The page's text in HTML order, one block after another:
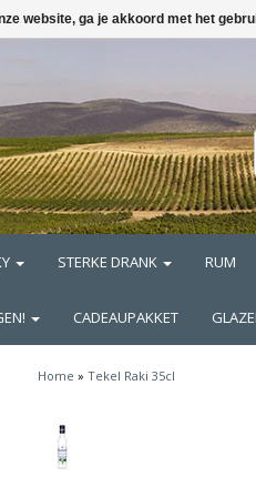
STERKE DRANK RUM
CADEAUPAKKET
Home » Tekel Raki 35cl
website, ga je akkoord met het